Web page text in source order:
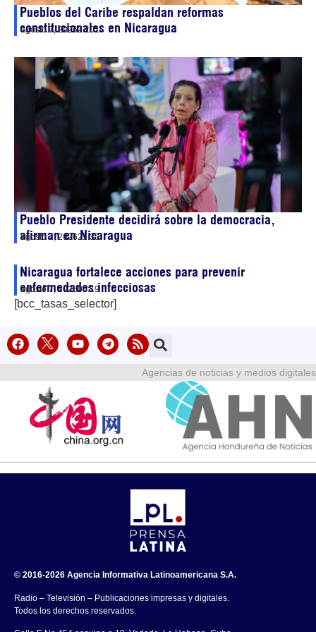
Pueblos del Caribe respaldan reformas
constitucionales en Nicaragua
agosto 7, 202623:01
Pueblo Presidente decidirá sobre la democracia,
afirman en Nicaragua
agosto 7, 202621:35
Nicaragua fortalece acciones para prevenir
enfermedades infecciosas
agosto 7, 202606:19
[bcc_tasas_selector]
Agencias de noticias y medios digitales
© 2016-2026 Agencia Informativa Latinoamericana S.A.
Radio – Televisión – Publicaciones impresas y digitales.
Todos los derechos reservados.